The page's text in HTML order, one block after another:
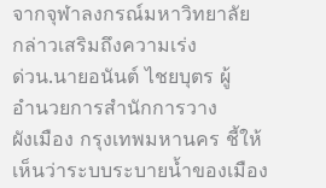
จากจุฬาลงกรณ์มหาวิทยาลัย
กล่าวเสริมถึงความเร่ง
ด่วน.นายอนันต์ ไชยบุตร ผู้
อำนวยการสำนักการวาง
ผังเมือง กรุงเทพมหานคร ชี้ให้
เห็นว่าระบบระบายน้ำของเมือง